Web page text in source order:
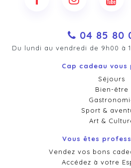
04 85 80
Du lundi au vendredi de 9h00 à
Cap cadeau vous
Séjours
Bien-être
Sport &
Art &
Vous êtes
Vendez vos bons
Accédez à votre